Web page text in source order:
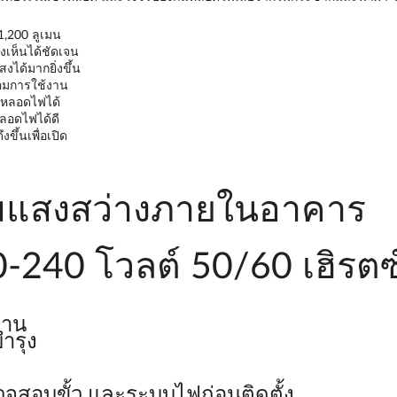
ลูเมน
เห็นได้ชัดเจน
งได้มากยิ่งขึ้น
การใช้งาน
ลอดไฟได้
อดไฟได้ดี
ขึ้นเพื่อเปิด
สงสว่างภายในอาคาร
240 โวลต์ 50/60 เฮิรต
น
รุง